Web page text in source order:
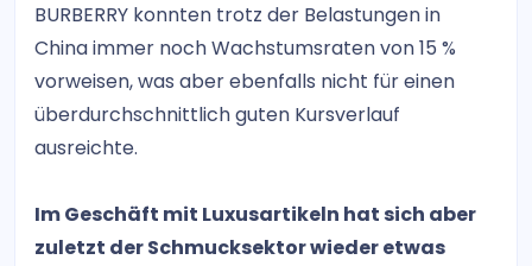
BURBERRY konnten trotz der Belastungen in
China immer noch Wachstumsraten von 15 %
vorweisen, was aber ebenfalls nicht für einen
überdurchschnittlich guten Kursverlauf
ausreichte.
Im Geschäft mit Luxusartikeln hat sich aber
zuletzt der Schmucksektor wieder etwas